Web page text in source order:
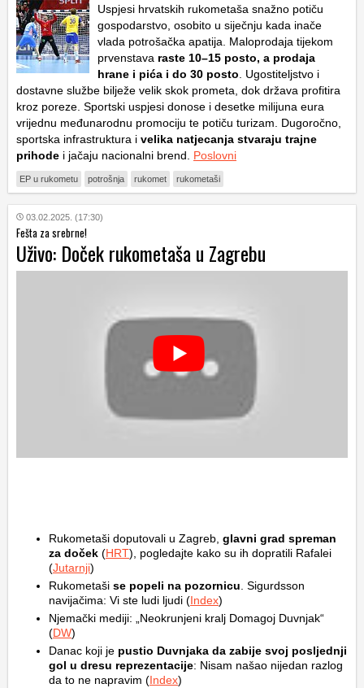
Uspjesi hrvatskih rukometaša snažno potiču
gospodarstvo, osobito u siječnju kada inače
vlada potrošačka apatija. Maloprodaja tijekom
prvenstava raste 10–15 posto, a prodaja
hrane i pića i do 30 posto . Ugostiteljstvo i
dostavne službe bilježe velik skok prometa, dok država profitira
kroz poreze. Sportski uspjesi donose i desetke milijuna eura
vrijednu međunarodnu promociju te potiču turizam. Dugoročno,
sportska infrastruktura i velika natjecanja stvaraju trajne
prihode i jačaju nacionalni brend. Poslovni
EP u rukometu potrošnja rukomet rukometaši
03.02.2025. (17:30)
Fešta za srebrne!
Uživo: Doček rukometaša u Zagrebu
Rukometaši doputovali u Zagreb, glavni grad spreman
za doček (HRT), pogledajte kako su ih dopratili Rafalei
(Jutarnji)
Rukometaši se popeli na pozornicu . Sigurdsson
navijačima: Vi ste ludi ljudi (Index)
Njemački mediji: „Neokrunjeni kralj Domagoj Duvnjak“
(DW)
Danac koji je pustio Duvnjaka da zabije svoj posljednji
gol u dresu reprezentacije: Nisam našao nijedan razlog
da to ne napravim (Index)